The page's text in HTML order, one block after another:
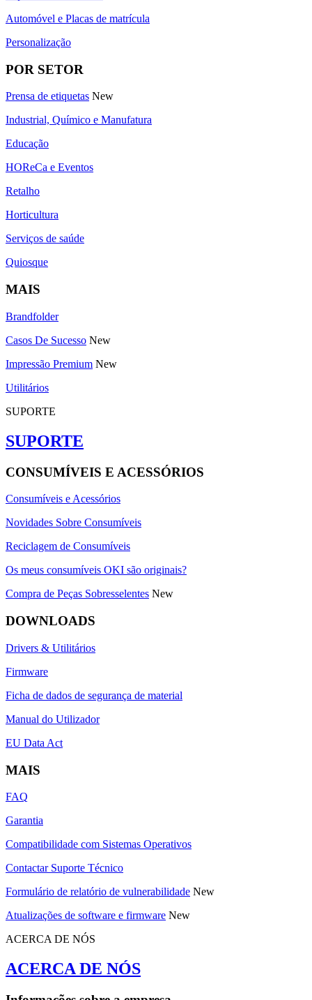
Automóvel e Placas de matrícula
Personalização
POR SETOR
Prensa de etiquetas New
Industrial, Químico e Manufatura
Educação
HOReCa e Eventos
Retalho
Horticultura
Serviços de saúde
Quiosque
MAIS
Brandfolder
Casos De Sucesso New
Impressão Premium New
Utilitários
SUPORTE
SUPORTE
CONSUMÍVEIS E ACESSÓRIOS
Consumíveis e Acessórios
Novidades Sobre Consumíveis
Reciclagem de Consumíveis
Os meus consumíveis OKI são originais?
Compra de Peças Sobresselentes New
DOWNLOADS
Drivers & Utilitários
Firmware
Ficha de dados de segurança de material
Manual do Utilizador
EU Data Act
MAIS
FAQ
Garantia
Compatibilidade com Sistemas Operativos
Contactar Suporte Técnico
Formulário de relatório de vulnerabilidade New
Atualizações de software e firmware New
ACERCA DE NÓS
ACERCA DE NÓS